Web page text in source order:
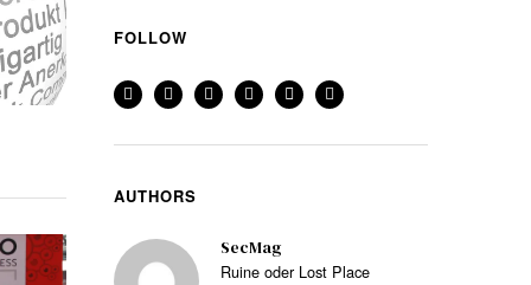
FOLLOW
AUTHORS
SecMag
Ruine oder Lost Place